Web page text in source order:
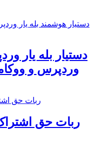
دستیار بله یار
وردپرس و
ربات حق